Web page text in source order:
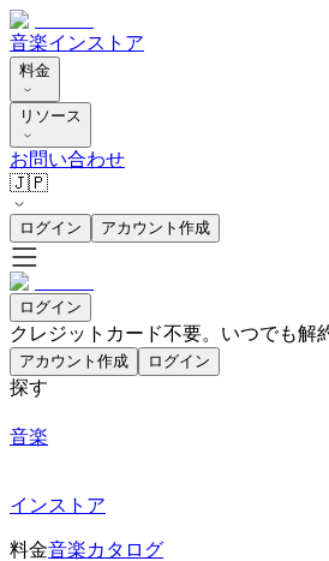
音楽インストア
料金
リソース
お問い合わせ
🇯🇵
ログイン アカウント作成
ログイン
クレジットカード不要。いつでも解
アカウント作成 ログイン
探す
音楽
インストア
料金音楽カタログ